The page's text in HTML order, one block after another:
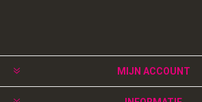
MIJN ACCOUNT